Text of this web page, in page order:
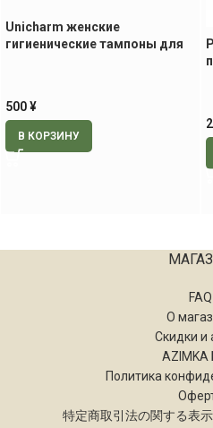
Unicharm женские
гигиенические тампоны для
500¥
В КОРЗИНУ
FAQ
О
Скидки и
AZIMKA
Политика
特定商取引法の関する表